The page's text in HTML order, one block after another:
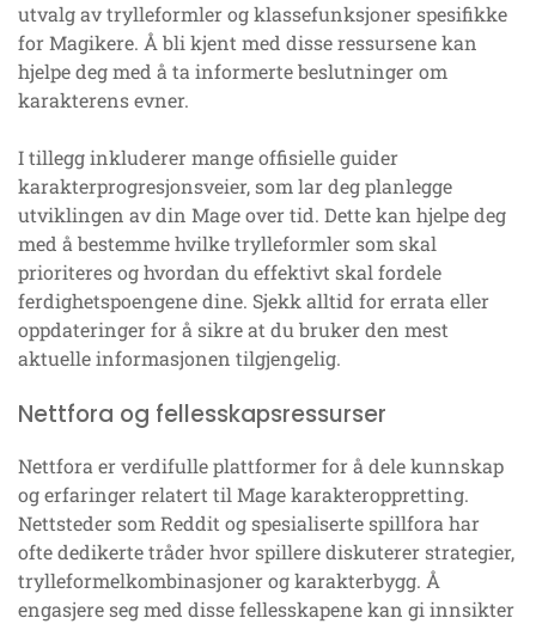
utvalg av trylleformler og klassefunksjoner spesifikke
for Magikere. Å bli kjent med disse ressursene kan
hjelpe deg med å ta informerte beslutninger om
karakterens evner.
I tillegg inkluderer mange offisielle guider
karakterprogresjonsveier, som lar deg planlegge
utviklingen av din Mage over tid. Dette kan hjelpe deg
med å bestemme hvilke trylleformler som skal
prioriteres og hvordan du effektivt skal fordele
ferdighetspoengene dine. Sjekk alltid for errata eller
oppdateringer for å sikre at du bruker den mest
aktuelle informasjonen tilgjengelig.
Nettfora og fellesskapsressurser
Nettfora er verdifulle plattformer for å dele kunnskap
og erfaringer relatert til Mage karakteroppretting.
Nettsteder som Reddit og spesialiserte spillfora har
ofte dedikerte tråder hvor spillere diskuterer strategier,
trylleformelkombinasjoner og karakterbygg. Å
engasjere seg med disse fellesskapene kan gi innsikter